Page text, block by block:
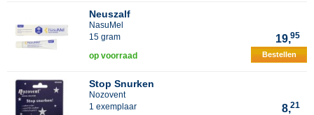
Neuszalf
NasuMel
15 gram
19,95
op voorraad Bestellen
Stop Snurken
Nozovent
1 exemplaar
8,21